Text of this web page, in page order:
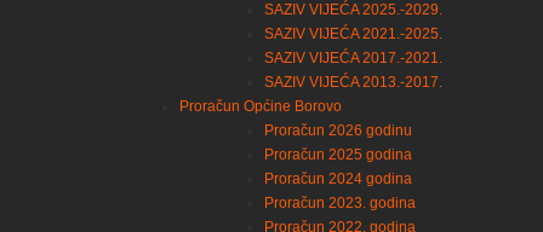
SAZIV VIJEĆA 2025.-2029.
SAZIV VIJEĆA 2021.-2025.
SAZIV VIJEĆA 2017.-2021.
SAZIV VIJEĆA 2013.-2017.
Proračun Općine Borovo
Proračun 2026 godinu
Proračun 2025 godina
Proračun 2024 godina
Proračun 2023. godina
Proračun 2022. godina